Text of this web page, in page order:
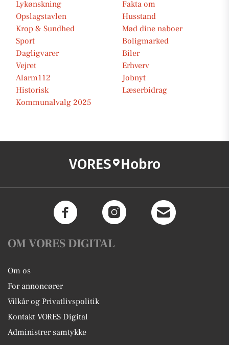
Lykønskning
Fakta om
Opslagstavlen
Husstand
Krop & Sundhed
Mød dine naboer
Sport
Boligmarked
Dagligvarer
Biler
Vejret
Erhverv
Alarm112
Jobnyt
Historisk
Læserbidrag
Kommunalvalg 2025
VORES Hobro
OM VORES DIGITAL
Om os
For annoncører
Vilkår og Privatlivspolitik
Kontakt VORES Digital
Administrer samtykke